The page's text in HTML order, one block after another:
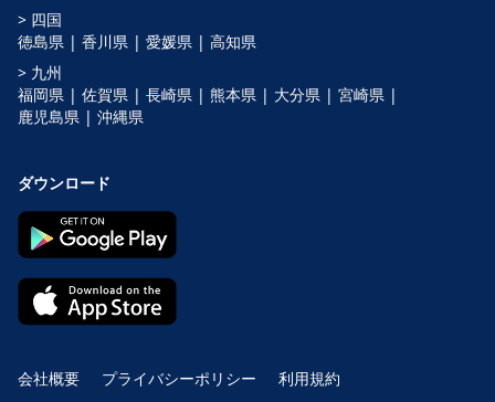
> 四国
徳島県 | 香川県 | 愛媛県 | 高知県
> 九州
福岡県 | 佐賀県 | 長崎県 | 熊本県 | 大分県 | 宮崎県 |
鹿児島県 | 沖縄県
ダウンロード
会社概要 プライバシーポリシー 利用規約